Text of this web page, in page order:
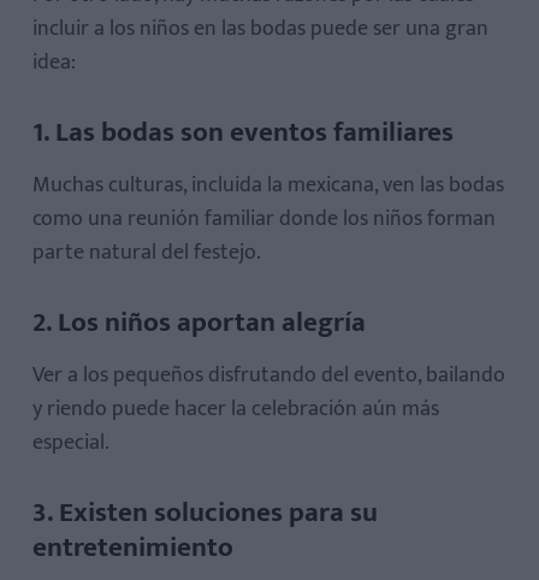
incluir a los niños en las bodas puede ser una gran
idea:
1. Las bodas son eventos familiares
Muchas culturas, incluida la mexicana, ven las bodas
como una reunión familiar donde los niños forman
parte natural del festejo.
2. Los niños aportan alegría
Ver a los pequeños disfrutando del evento, bailando
y riendo puede hacer la celebración aún más
especial.
3. Existen soluciones para su
entretenimiento